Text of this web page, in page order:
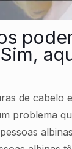
de cabelo
problema